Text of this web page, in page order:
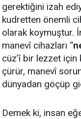
gerektiğini izah
kudretten önemli
olarak koymuştur.
manevî cihazları “
cüz’î bir lezzet için
çürür, manevî
dünyadan göçüp
Demek ki, insan